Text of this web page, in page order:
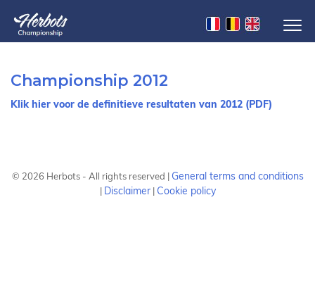
Championship 2012
Klik hier voor de definitieve resultaten van 2012 (PDF)
© 2026 Herbots - All rights reserved | General terms and conditions
| Disclaimer| Cookie policy